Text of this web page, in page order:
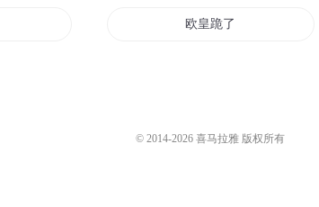
欧皇跪了
© 2014-2026 喜马拉雅 版权所有